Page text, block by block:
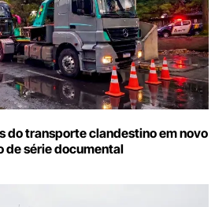
do transporte clandestino em novo
de série documental